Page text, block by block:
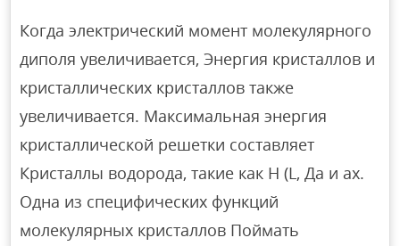
Когда электрический момент молекулярного
диполя увеличивается, Энергия кристаллов и
кристаллических кристаллов также
увеличивается. Максимальная энергия
кристаллической решетки составляет
Кристаллы водорода, такие как H (L, Да и ах.
Одна из специфических функций
молекулярных кристаллов Поймать